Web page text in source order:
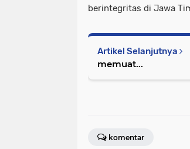
berintegritas di Jawa
Artikel Selanjutnya
memuat...
komentar